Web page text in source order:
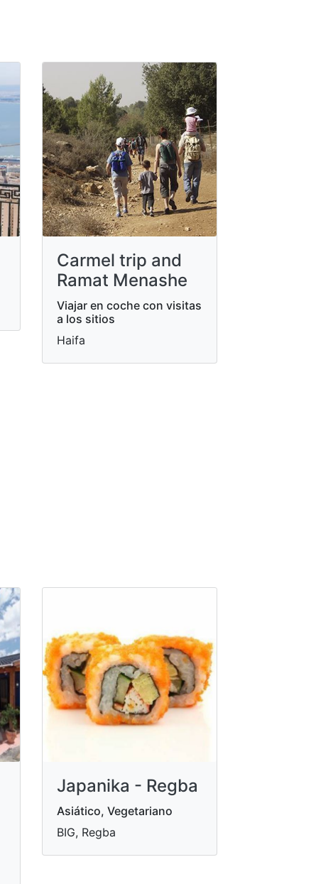
Carmel trip and
Ramat Menashe
Viajar en coche con visitas
a los sitios
Haifa
Japanika - Regba
Asiático, Vegetariano
BIG, Regba